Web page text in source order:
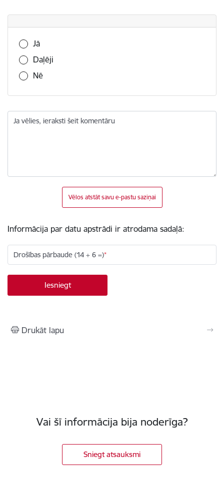
Vai šī informācija bija noderīga?
Jā
Daļēji
Nē
Ja vēlies, ieraksti šeit komentāru
Vēlos atstāt savu e-pastu saziņai
Informācija par datu apstrādi ir atrodama sadaļā:
Drošības pārbaude (14 + 6 =)
Drukāt lapu
Vai šī informācija bija noderīga?
Sniegt atsauksmi